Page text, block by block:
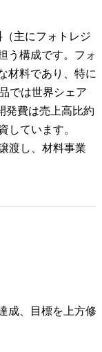
主にフォトレジ
う構成です。フォ
材料であり、特に
では世界シェア
発費は売上高比約
しています。
渡し、材料事業
成、目標を上方修